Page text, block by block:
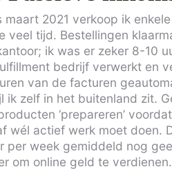
maart 2021 verkoop ik
veel tijd. Bestellingen
ik was er zeker 8-10
bedrijf verwerkt en
van de facturen
ik zelf in het buitenland zit.
‘prepareren’
wél actief werk moet doen.
per week gemiddeld nog
om online geld te verdienen.